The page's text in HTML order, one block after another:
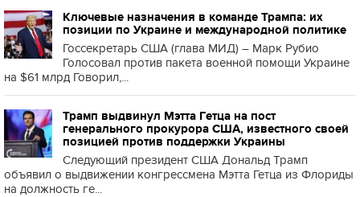
Ключевые назначения в команде Трампа: их
позиции по Украине и международной политике
Госсекретарь США (глава МИД) – Марк Рубио
Голосовал против пакета военной помощи Украине
на $61 млрд Говорил,...
Трамп выдвинул Мэтта Гетца на пост
генерального прокурора США, известного своей
позицией против поддержки Украины
Следующий президент США Дональд Трамп
объявил о выдвижении конгрессмена Мэтта Гетца из Флориды
на должность ге...